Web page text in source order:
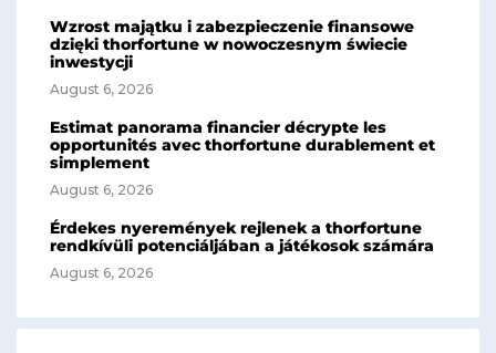
Wzrost majątku i zabezpieczenie finansowe
dzięki thorfortune w nowoczesnym świecie
inwestycji
August 6, 2026
Estimat panorama financier décrypte les
opportunités avec thorfortune durablement et
simplement
August 6, 2026
Érdekes nyeremények rejlenek a thorfortune
rendkívüli potenciáljában a játékosok számára
August 6, 2026